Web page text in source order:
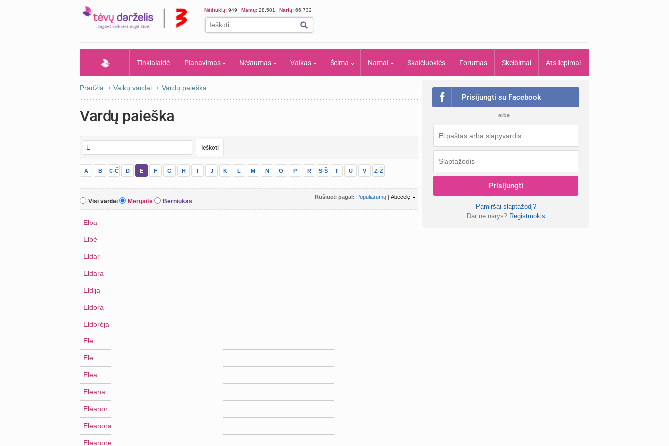
Nėštukių: 949 Mamų: 28.501 Narių: 66.732
Tinklalaidė Planavimas Nėštumas Vaikas Šeima Namai Skaičiuoklės Forumas Skelbimai Atsiliepimai
Pradžia Vaikų vardai Vardų paieška
Vardų paieška
A B C-Č D E F G H I J K L M N O P R S-Š T U V Z-Ž
Rūšiuoti pagal: Populiarumą | Abėcėlę
Visi vardai Mergaitė Berniukas
Elba
Elbė
Eldar
Eldara
Eldija
Eldora
Eldorėja
Ele
Elė
Elea
Eleana
Eleanor
Eleanora
Eleanore
Prisijungti su Facebook
arba
Prisijungti
Pamiršai slaptažodį?
Dar ne narys? Registruokis